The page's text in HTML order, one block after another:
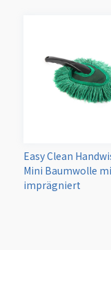
Easy Clean
Mini Baumwolle
imprägniert